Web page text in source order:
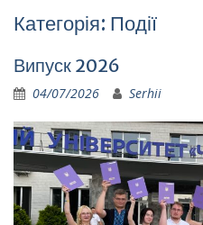
Категорія: Події
Випуск 2026
04/07/2026 Serhii